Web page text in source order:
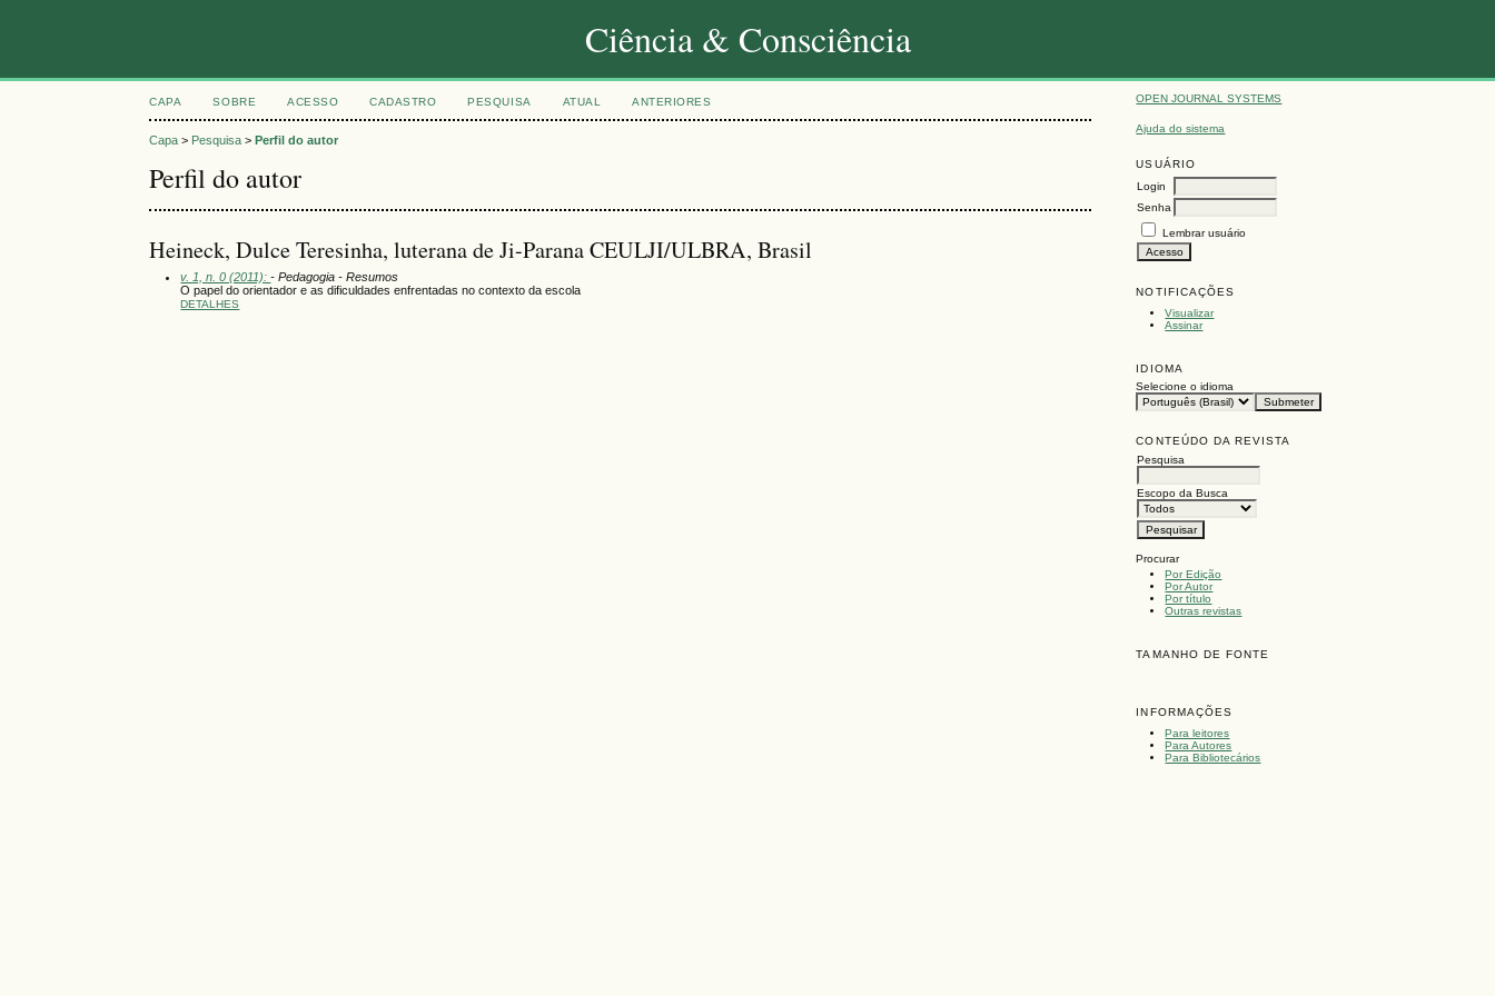
Ciência & Consciência
OPEN JOURNAL SYSTEMS
Ajuda do sistema
USUÁRIO
Login
Senha
Lembrar usuário
NOTIFICAÇÕES
Visualizar
Assinar
IDIOMA
Selecione o idioma
CONTEÚDO DA REVISTA
Pesquisa
Escopo da Busca
Procurar
Por Edição
Por Autor
Por título
Outras revistas
TAMANHO DE FONTE
INFORMAÇÕES
Para leitores
Para Autores
Para Bibliotecários
CAPA SOBRE ACESSO CADASTRO PESQUISA ATUAL ANTERIORES
Capa > Pesquisa >Perfil do autor
Perfil do autor
Heineck, Dulce Teresinha, luterana de Ji-Parana CEULJI/ULBRA, Brasil
v. 1, n. 0 (2011):- Pedagogia - Resumos
O papel do orientador e as dificuldades enfrentadas no contexto da escola
DETALHES